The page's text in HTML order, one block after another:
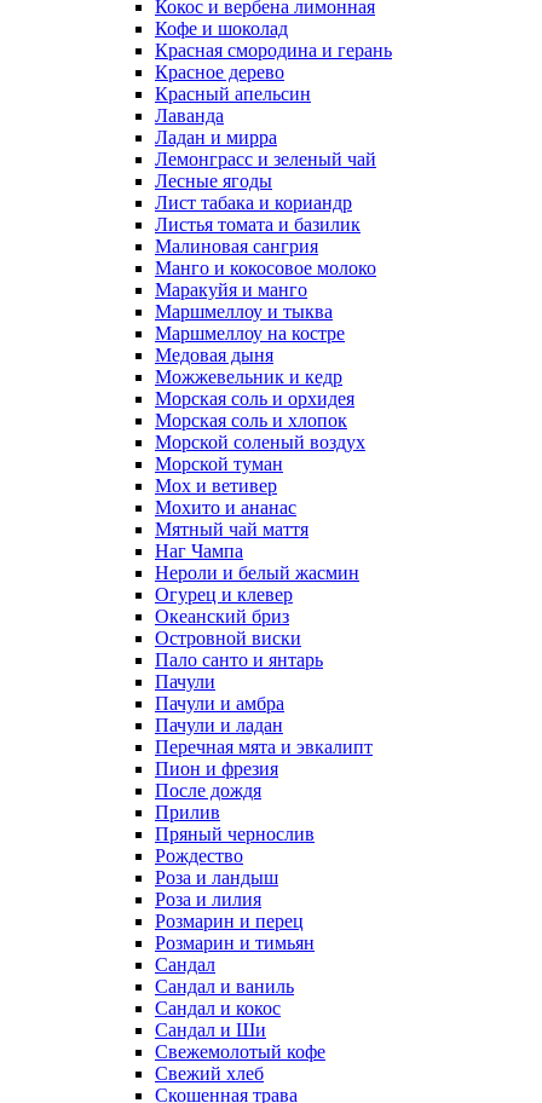
Кокос и вербена лимонная
Кофе и шоколад
Красная смородина и герань
Красное дерево
Красный апельсин
Лаванда
Ладан и мирра
Лемонграсс и зеленый чай
Лесные ягоды
Лист табака и кориандр
Листья томата и базилик
Малиновая сангрия
Манго и кокосовое молоко
Маракуйя и манго
Маршмеллоу и тыква
Маршмеллоу на костре
Медовая дыня
Можжевельник и кедр
Морская соль и орхидея
Морская соль и хлопок
Морской соленый воздух
Морской туман
Мох и ветивер
Мохито и ананас
Мятный чай маття
Наг Чампа
Нероли и белый жасмин
Огурец и клевер
Океанский бриз
Островной виски
Пало санто и янтарь
Пачули
Пачули и амбра
Пачули и ладан
Перечная мята и эвкалипт
Пион и фрезия
После дождя
Прилив
Пряный чернослив
Рождество
Роза и ландыш
Роза и лилия
Розмарин и перец
Розмарин и тимьян
Сандал
Сандал и ваниль
Сандал и кокос
Сандал и Ши
Свежемолотый кофе
Свежий хлеб
Скошенная трава